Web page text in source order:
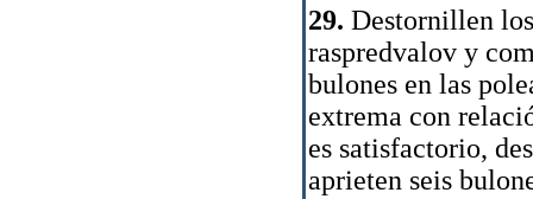
29. Destornillen
raspredvalov y
bulones en las
extrema con
es satisfactorio,
aprieten seis